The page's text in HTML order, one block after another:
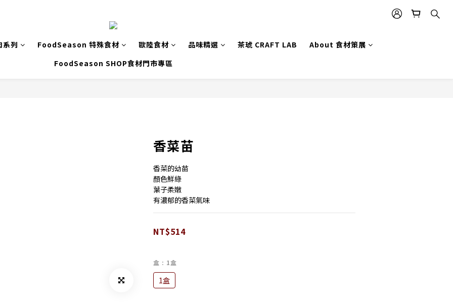
列 FoodSeason 特殊食材 歐陸食材 品味精選 茶琥 CRAFT LAB
About 食材策展
FoodSeason SHOP食材門市專區
香菜苗
香菜的幼苗
顏色鮮綠
葉子柔嫩
有濃郁的香菜氣味
NT$514
盒 : 1盒
1盒